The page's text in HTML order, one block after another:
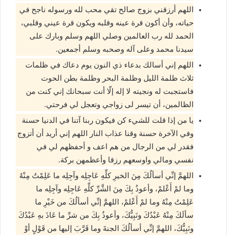
اللهم أرزقني بزوج صالح تقي محب لله ورسوله ناجح في
حياته، وأن أكون قرة عينه وقلبه ويكون قرة عيني وقلبي،
الحمد لله رب العالمين وصلي اللهم وسلم وبارك على
سيدنا محمد وعلى آله وصحبه وسلم أجمعين.
اللهم إني أسالك بدعاء ذي النون يوم دعاك في ظلمات
ثلاث ظلمة الليل وظلمة البحر وظلمة بطن الحوت
فاستجبت له ونجيته لا إله إلّا أنت سبحانك إني كنت من
الظالمين، أن تيسر لى زواجي وتعجل لي فرحتي.
يا من إذا قلت للشيء كن فيكون ربنا آتنا في الدنيا حسنة
وفي الآخرة حسنة وقنا عذاب النار اللهم إني أريد أن أتزوج
فقدر لي من الرجال من هم اعف و أحفظهم لي في
نفسي ومالي واوسعهم رزقا وأعظمهن بركة.
اللهمَّ إنِّي أسألُكَ مِنَ الخيرِ كلِّهِ عَاجِلِه وآجِلِه ما عَلِمْتُ مِنْهُ
وما لمْ أَعْلمْ، وأعوذُ بِكَ مِنَ الشَّرِّ كلِّهِ عَاجِلِه وآجِلِه ما
عَلِمْتُ مِنْهُ وما لمْ أَعْلمْ، اللهمَّ إنِّي أسألُكَ من خَيْرِ ما
سألَكَ مِنْهُ عَبْدُكَ ونَبِيُّكَ، وأعوذُ بِكَ من شرِّ ما عَاذَ بهِ عَبْدُكَ
ونَبِيُّكَ، اللهمَّ إنِّي أسألُكَ الجنةَ وما قَرَّبَ إليها من قَوْلٍ أوْ